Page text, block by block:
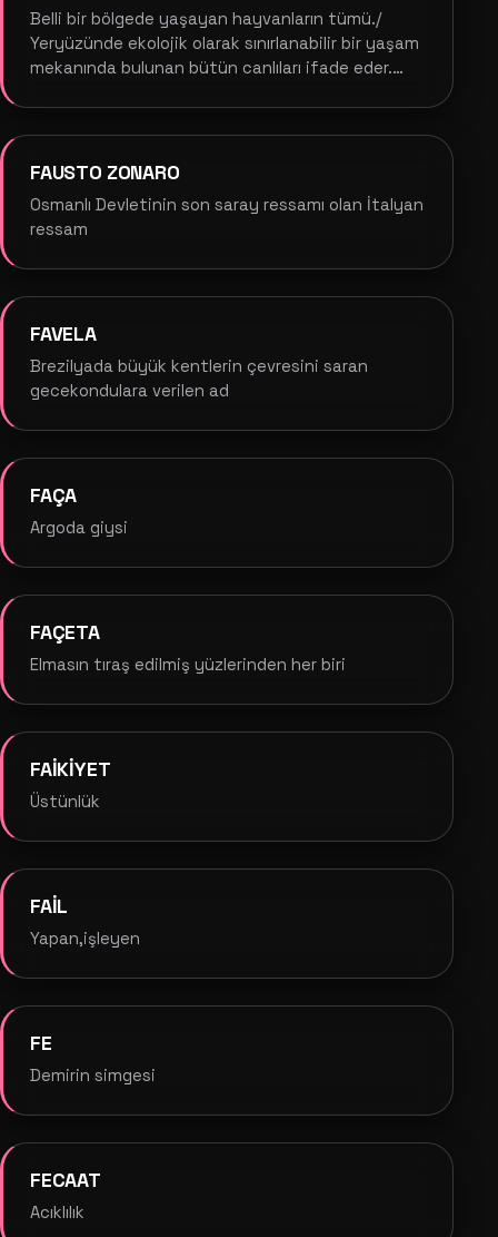
Belli bir bölgede yaşayan hayvanların tümü./
Yeryüzünde ekolojik olarak sınırlanabilir bir yaşam
mekanında bulunan bütün canlıları ifade eder.
FAUSTO ZONARO
Osmanlı Devletinin son saray ressamı olan İtalyan
ressam
FAVELA
Brezilyada büyük kentlerin çevresini saran
gecekondulara verilen ad
FAÇA
Argoda giysi
FAÇETA
Elmasın tıraş edilmiş yüzlerinden her biri
FAİKİYET
Üstünlük
FAİL
Yapan,işleyen
FE
Demirin simgesi
FECAAT
Acıklılık